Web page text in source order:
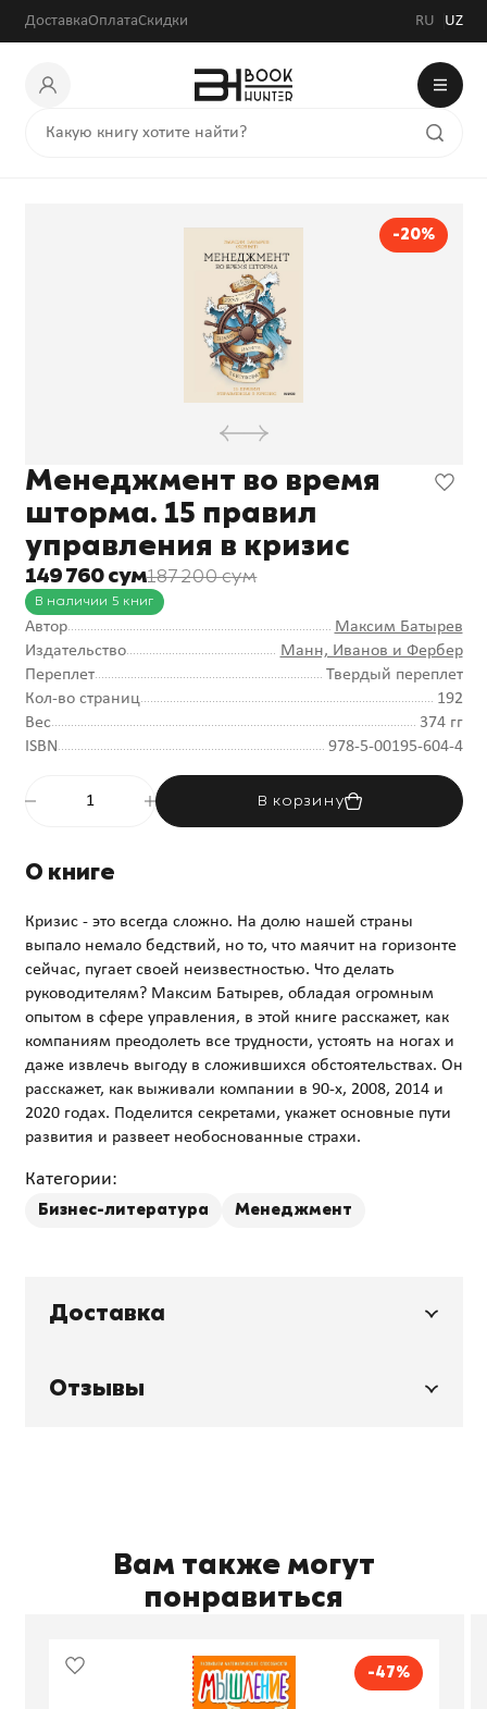
ДоставкаОплатаСкидки RU UZ
-20%
Менеджмент во время
шторма. 15 правил
управления в кризис
149 760 сум187 200 сум
В наличии 5 книг
Автор
Максим Батырев
Издательство
Манн, Иванов и Фербер
Переплет
Твердый переплет
Кол-во страниц
192
Вес
374 гг
ISBN
978-5-00195-604-4
В корзину
О книге
Кризис - это всегда сложно. На долю нашей страны
выпало немало бедствий, но то, что маячит на горизонте
сейчас, пугает своей неизвестностью. Что делать
руководителям? Максим Батырев, обладая огромным
опытом в сфере управления, в этой книге расскажет, как
компаниям преодолеть все трудности, устоять на ногах и
даже извлечь выгоду в сложившихся обстоятельствах. Он
расскажет, как выживали компании в 90-х, 2008, 2014 и
2020 годах. Поделится секретами, укажет основные пути
Категории:
Бизнес-литература Менеджмент
Доставка
Отзывы
Вам также могут
понравиться
-47%